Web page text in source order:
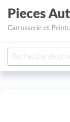
Aller au contenu
Pieces
Carrosserie et
Recherche